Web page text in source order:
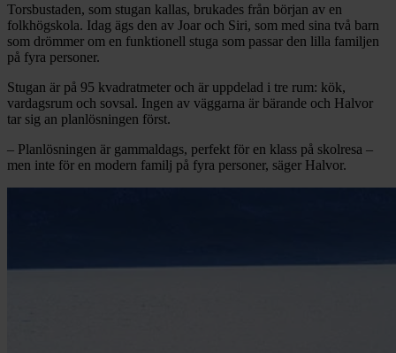
Torsbustaden, som stugan kallas, brukades från början av en
folkhögskola. Idag ägs den av Joar och Siri, som med sina två barn
som drömmer om en funktionell stuga som passar den lilla familjen
på fyra personer.
Stugan är på 95 kvadratmeter och är uppdelad i tre rum: kök,
vardagsrum och sovsal. Ingen av väggarna är bärande och Halvor
tar sig an planlösningen först.
– Planlösningen är gammaldags, perfekt för en klass på skolresa –
men inte för en modern familj på fyra personer, säger Halvor.